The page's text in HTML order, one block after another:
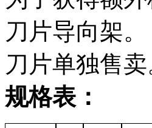
刀片导向架。
刀片单独售卖
规格表：